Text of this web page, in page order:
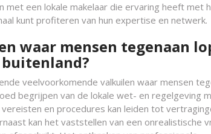
een lokale makelaar die ervaring heeft met
kunt profiteren van hun expertise en netwerk.
waar mensen tegenaan
veelvoorkomende valkuilen waar mensen
begrijpen van de lokale wet- en regelgeving
en procedures kan leiden tot
kan het vaststellen van een onrealistische